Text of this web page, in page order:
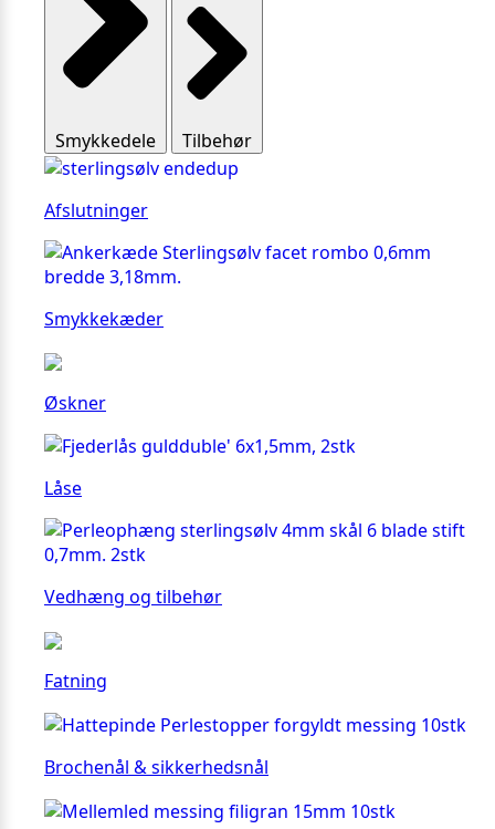
Smykkedele Tilbehør
Afslutninger
Smykkekæder
Øskner
Låse
Vedhæng og tilbehør
Fatning
Brochenål & sikkerhedsnål